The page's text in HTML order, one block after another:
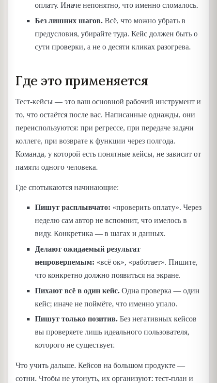
оплату. Иначе непонятно, что именно сломалось.
Без лишних шагов. Всё, что можно убрать в
предусловия, убирайте туда. Кейс должен быть о
сути проверки, а не о десяти кликах разогрева.
Где это применяется
Тест-кейсы — это ваш основной рабочий инструмент и
то, что остаётся после вас. Написанные однажды, они
переиспользуются: при регрессе, при передаче задачи
коллеге, при возврате к функции через полгода.
Команда, у которой есть понятные кейсы, не зависит от
памяти одного человека.
Где спотыкаются начинающие:
Пишут расплывчато: «проверить оплату». Через
неделю сам автор не вспомнит, что имелось в
виду. Конкретика — в шагах и данных.
Делают ожидаемый результат
непроверяемым: «всё ок», «работает». Пишите,
что конкретно должно появиться на экране.
Пихают всё в один кейс. Одна проверка — один
кейс; иначе не поймёте, что именно упало.
Пишут только позитив. Без негативных кейсов
вы проверяете лишь идеального пользователя,
которого не существует.
Что учить дальше. Кейсов на большом продукте —
сотни. Чтобы не утонуть, их организуют: тест-план и